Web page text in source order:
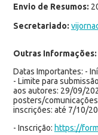
Envio de Resumos:
Secretariado:
Outras Informações:
Datas Importantes: -
- Limite para
aos autores: 29/09/
posters/
inscrições: até 7/10/
- Inscrição: https://